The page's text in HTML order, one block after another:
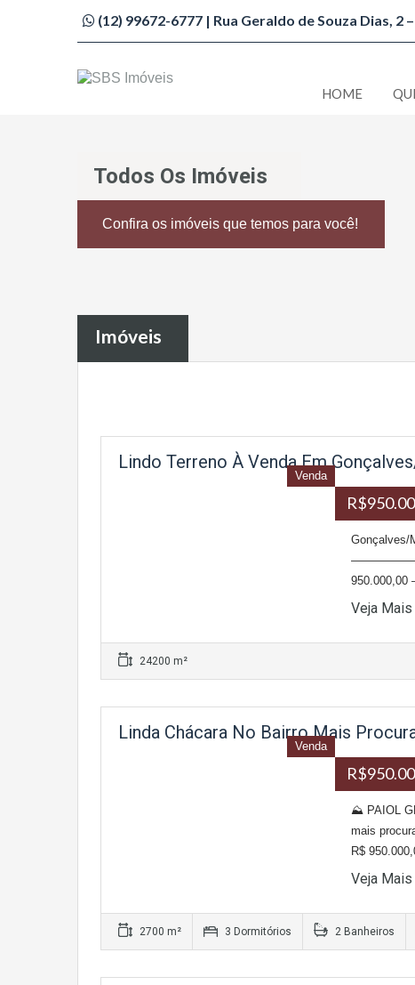
(12) 99672-6777 | Rua Geraldo de Souza Dias,
HOME
Todos Os Imóveis
Confira os imóveis que temos para você!
Imóveis
Lindo Terreno À Venda Em
Venda
Gonçalves/
Veja Mais
24200 m²
Linda Chácara No Bairro Mais
Venda
⛰ PAIOL
mais
R$
Veja Mais
2700 m² 3 Dormitórios 2 Banheiros